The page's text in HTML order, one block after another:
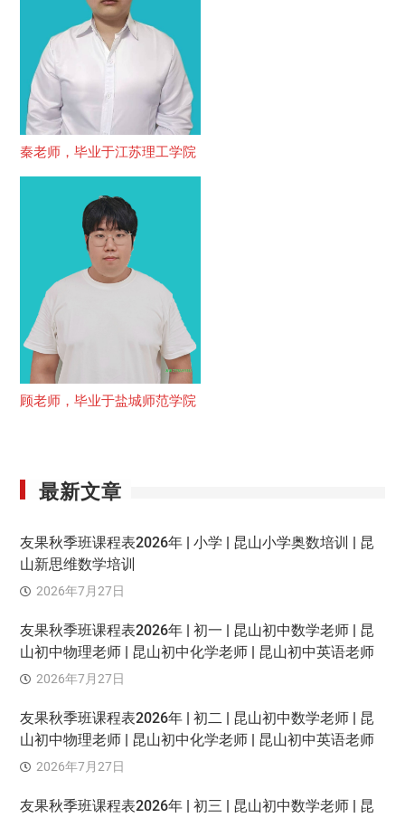
秦老师，毕业于江苏理工学院
顾老师，毕业于盐城师范学院
最新文章
友果秋季班课程表2026年 | 小学 | 昆山小学奥数培训 | 昆
山新思维数学培训
2026年7月27日
友果秋季班课程表2026年 | 初一 | 昆山初中数学老师 | 昆
山初中物理老师 | 昆山初中化学老师 | 昆山初中英语老师
2026年7月27日
友果秋季班课程表2026年 | 初二 | 昆山初中数学老师 | 昆
山初中物理老师 | 昆山初中化学老师 | 昆山初中英语老师
2026年7月27日
友果秋季班课程表2026年 | 初三 | 昆山初中数学老师 | 昆